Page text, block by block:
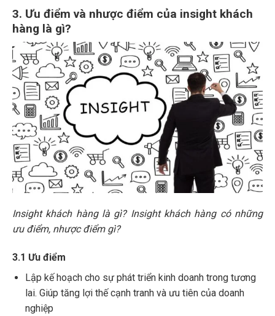
3. Ưu điểm và nhược điểm của insight khách
hàng là gì?
Insight khách hàng là gì? Insight khách hàng có những
ưu điểm, nhược điểm gì?
3.1 Ưu điểm
Lập kế hoạch cho sự phát triển kinh doanh trong tương
lai. Giúp tăng lợi thế cạnh tranh và ưu tiên của doanh
nghiệp